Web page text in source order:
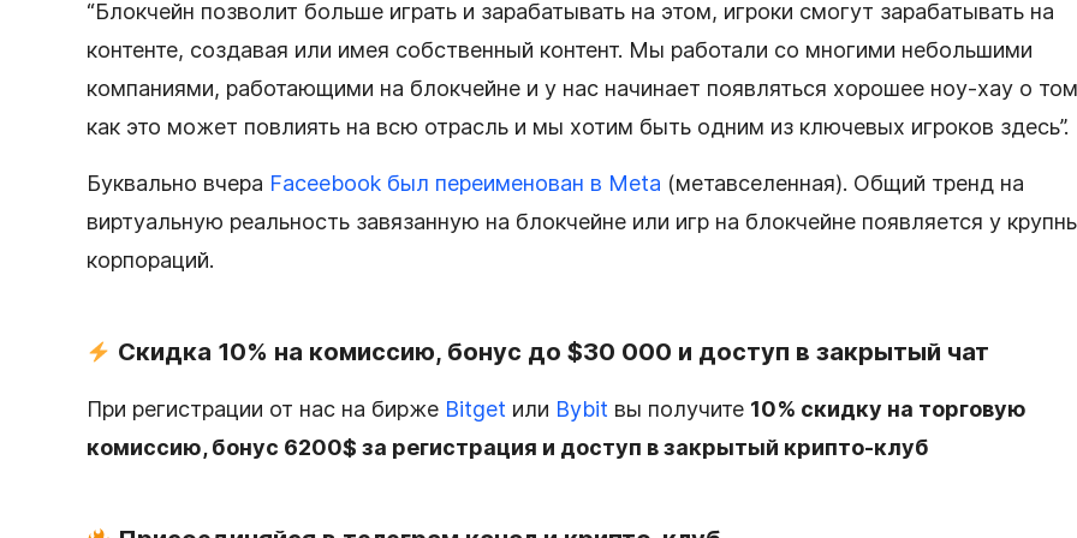
“Блокчейн позволит больше играть и зарабатывать на этом, игроки смогут зарабатывать на
контенте, создавая или имея собственный контент. Мы работали со многими небольшими
компаниями, работающими на блокчейне и у нас начинает появляться хорошее ноу-хау о
как это может повлиять на всю отрасль и мы хотим быть одним из ключевых игроков здесь”.
Буквально вчера Faceebook был переименован в Meta (метавселенная). Общий тренд на
виртуальную реальность завязанную на блокчейне или игр на блокчейне появляется у
корпораций.
Скидка 10% на комиссию, бонус до $30 000 и доступ в закрытый чат
При регистрации от нас на бирже Bitget или Bybit вы получите 10% скидку на торговую
комиссию, бонус 6200$ за регистрация и доступ в закрытый крипто-клуб